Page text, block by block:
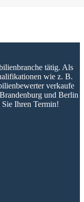
tätig. Als
wie z. B.
verkaufe
und Berlin
Sie Ihren Termin!